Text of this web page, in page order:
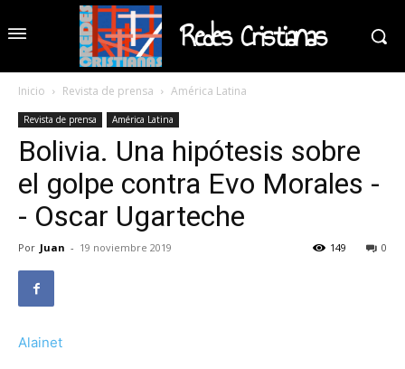
Redes Cristianas
Inicio Revista de prensa América Latina
Revista de prensa América Latina
Bolivia. Una hipótesis sobre
el golpe contra Evo Morales -
- Oscar Ugarteche
Por Juan - 19 noviembre 2019 0
149
Alainet